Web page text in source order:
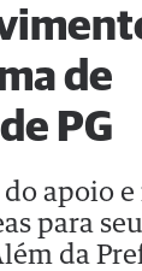
de
PG
do apoio
para seu
da